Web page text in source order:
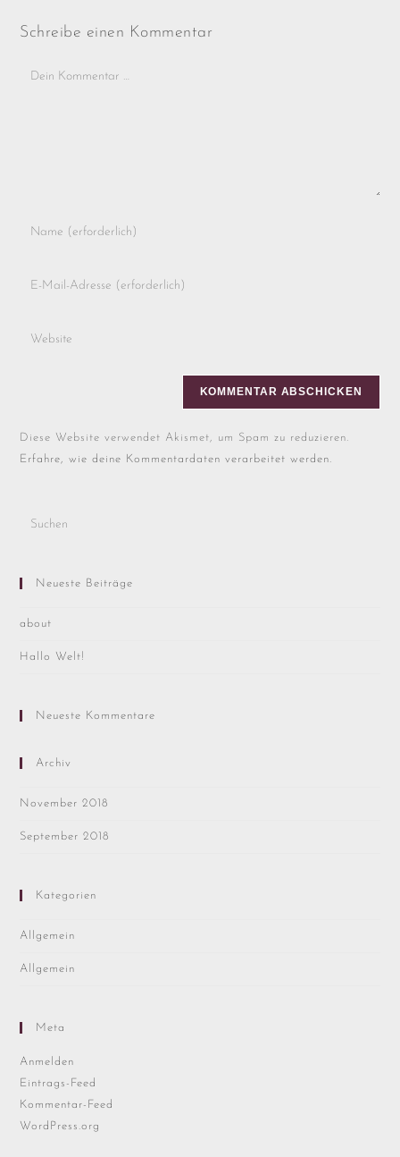
Schreibe einen Kommentar
Diese Website verwendet Akismet, um Spam zu reduzieren.
Erfahre, wie deine Kommentardaten verarbeitet werden.
Neueste Beiträge
about
Hallo Welt!
Neueste Kommentare
Archiv
November 2018
September 2018
Kategorien
Allgemein
Allgemein
Meta
Anmelden
Eintrags-Feed
Kommentar-Feed
WordPress.org